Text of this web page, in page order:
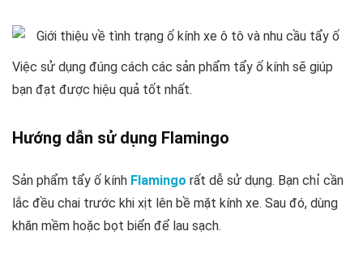
Việc sử dụng đúng cách các sản phẩm tẩy ố kính sẽ giúp
bạn đạt được hiệu quả tốt nhất.
Hướng dẫn sử dụng Flamingo
Sản phẩm tẩy ố kính Flamingo rất dễ sử dụng. Bạn chỉ cần
lắc đều chai trước khi xịt lên bề mặt kính xe. Sau đó, dùng
khăn mềm hoặc bọt biển để lau sạch.